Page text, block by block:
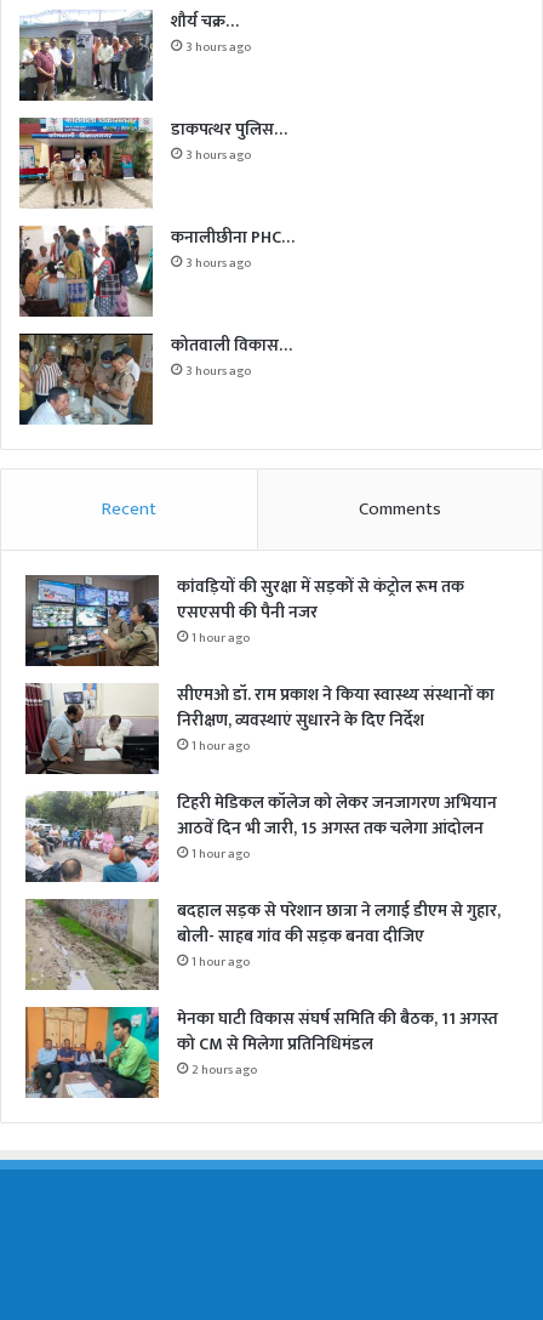
शौर्य चक्र…
3 hours ago
डाकपत्थर पुलिस…
3 hours ago
कनालीछीना PHC…
3 hours ago
कोतवाली विकास…
3 hours ago
Recent Comments
कांवड़ियों की सुरक्षा में सड़कों से कंट्रोल रूम तक
एसएसपी की पैनी नजर
1 hour ago
सीएमओ डॉ. राम प्रकाश ने किया स्वास्थ्य संस्थानों का
निरीक्षण, व्यवस्थाएं सुधारने के दिए निर्देश
1 hour ago
टिहरी मेडिकल कॉलेज को लेकर जनजागरण अभियान
आठवें दिन भी जारी, 15 अगस्त तक चलेगा आंदोलन
1 hour ago
बदहाल सड़क से परेशान छात्रा ने लगाई डीएम से गुहार,
बोली- साहब गांव की सड़क बनवा दीजिए
1 hour ago
मेनका घाटी विकास संघर्ष समिति की बैठक, 11 अगस्त
को CM से मिलेगा प्रतिनिधिमंडल
2 hours ago